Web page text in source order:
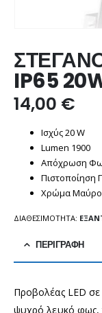
IP65
14,00 €
Ισχύς 20 W
Lumen 1900
Απόχρωση
Πιστοποίηση
Χρώμα Μαύρο
ΔΙΑΘΕΣΙΜΌΤΗΤΑ:
ΠΕΡΙΓΡΑΦΉ
Προβολέας LED
ψυχρό λευκό φως,